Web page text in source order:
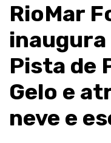
RioMar
inaugura
Pista de
Gelo e
neve e